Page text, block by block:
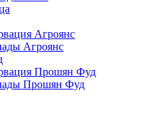
Агроянс
Агроянс
Прошян Фуд
Прошян Фуд